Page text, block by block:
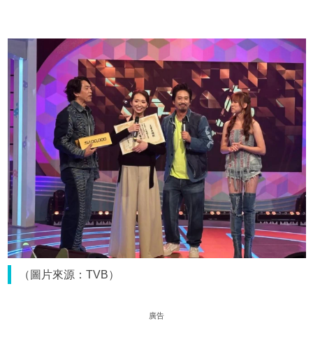
（圖片來源：TVB）
廣告